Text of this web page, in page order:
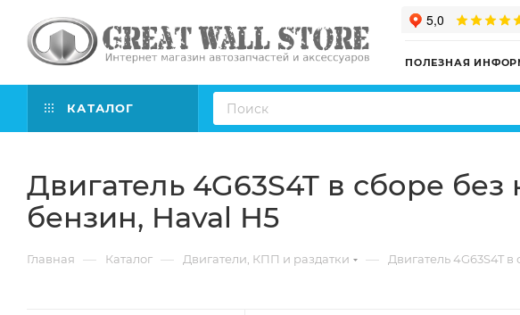
ПОЛЕЗНАЯ
КАТАЛОГ
Двигатель 4G63S4T в сборе
бензин, Haval H5
Главная — Каталог — Двигатели, КПП и раздатки — Двигатель 4G63S4T